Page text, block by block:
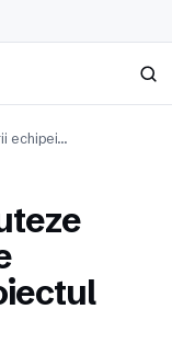
Caută
echipei…